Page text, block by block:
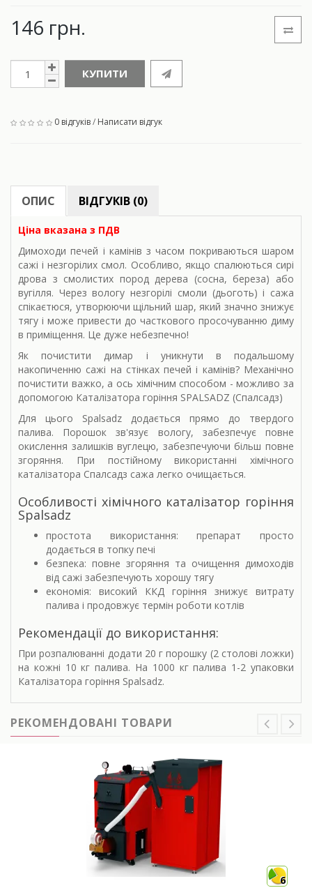
146 грн.
КУПИТИ
0 відгуків/ Написати відгук
ОПИС ВІДГУКІВ (0)
Ціна вказана з ПДВ
Димоходи печей і камінів з часом покриваються шаром
сажі і незгорілих смол. Особливо, якщо спалюються сирі
дрова з смолистих пород дерева (сосна, береза) або
вугілля. Через вологу незгорілі смоли (дьоготь) і сажа
спікаєтюся, утворюючи щільний шар, який значно знижує
тягу і може привести до часткового просочуванню диму
в приміщення. Це дуже небезпечно!
Як почистити димар і уникнути в подальшому
накопиченню сажі на стінках печей і камінів? Механічно
почистити важко, а ось хімічним способом - можливо за
допомогою Каталізатора горіння SPALSADZ (Спалсадз)
Для цього Spalsadz додається прямо до твердого
палива. Порошок зв'язує вологу, забезпечує повне
окислення залишків вуглецю, забезпечуючи більш повне
згоряння. При постійному використанні хімічного
каталізатора Спалсадз сажа легко очищається.
Особливості хімічного каталізатор горіння
Spalsadz
простота використання: препарат просто
додається в топку печі
безпека: повне згоряння та очищення димоходів
від сажі забезпечують хорошу тягу
економія: високий ККД горіння знижує витрату
палива і продовжує термін роботи котлів
Рекомендації до використання:
При розпалюванні додати 20 г порошку (2 столові ложки)
на кожні 10 кг палива. На 1000 кг палива 1-2 упаковки
Каталізатора горіння Spalsadz.
РЕКОМЕНДОВАНІ ТОВАРИ
6